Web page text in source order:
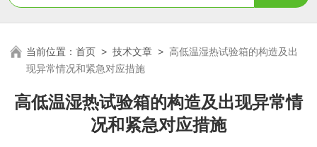
当前位置：首页 >技术文章 > 高低温湿热试验箱的构造及出
现异常情况和紧急对应措施
高低温湿热试验箱的构造及出现异常情
况和紧急对应措施